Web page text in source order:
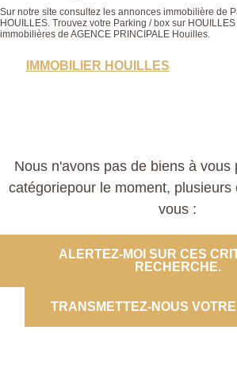
Sur notre site consultez les annonces immobilière de
HOUILLES. Trouvez votre Parking / box sur
immobilières de AGENCE PRINCIPALE Houilles.
IMMOBILIER HOUILLES
Nous n'avons pas de biens à vous
catégoriepour le moment, plusieurs
vous :
ALERTEZ-MOI SUR CES
RECHERCHE.
TRANSMETTEZ-NOUS